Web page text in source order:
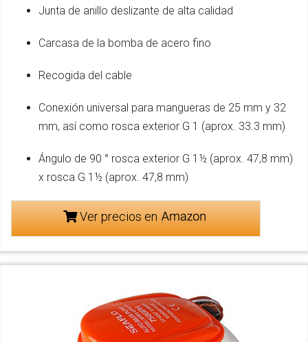
Junta de anillo deslizante de alta calidad
Carcasa de la bomba de acero fino
Recogida del cable
Conexión universal para mangueras de 25 mm y 32
mm, así como rosca exterior G 1 (aprox. 33.3 mm)
Ángulo de 90 ° rosca exterior G 1½ (aprox. 47,8 mm)
x rosca G 1½ (aprox. 47,8 mm)
Ver precios en